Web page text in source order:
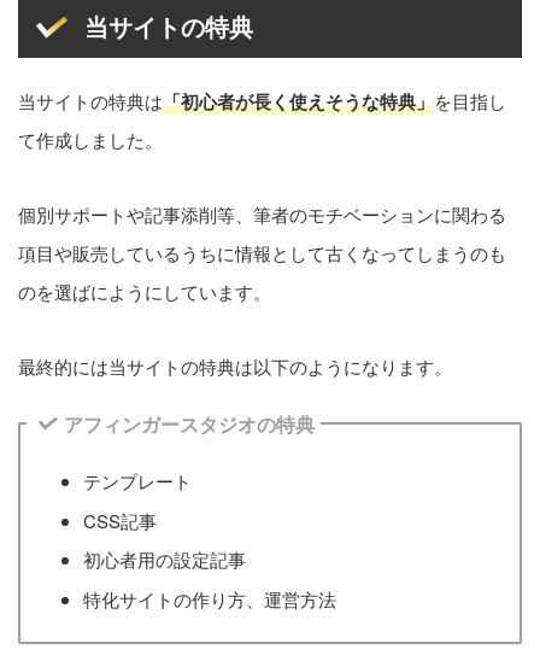
当サイトの特典
当サイトの特典は「初心者が長く使えそうな特典」を目指し
て作成しました。
個別サポートや記事添削等、筆者のモチベーションに関わる
項目や販売しているうちに情報として古くなってしまうのも
のを選ばにようにしています。
最終的には当サイトの特典は以下のようになります。
アフィンガースタジオの特典
テンプレート
CSS記事
初心者用の設定記事
特化サイトの作り方、運営方法